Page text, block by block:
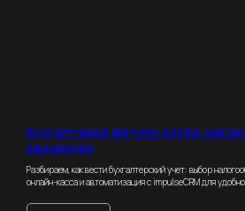
Бухгалтерия фитнес клуба: как
заморочек
Разбираем, как вести бухгалтерский учет: выбор
онлайн-касса и автоматизация с impulseCRM для
Включен в реестр